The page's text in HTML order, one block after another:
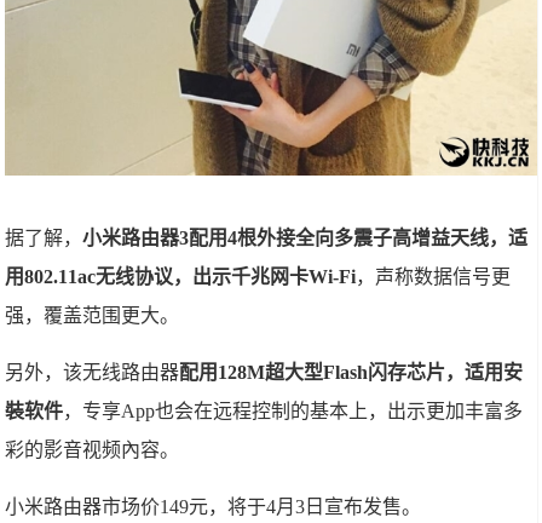
据了解，小米路由器3配用4根外接全向多震子高增益天线，适
用802.11ac无线协议，出示千兆网卡Wi-Fi，声称数据信号更
强，覆盖范围更大。
另外，该无线路由器配用128M超大型Flash闪存芯片，适用安
裝软件，专享App也会在远程控制的基本上，出示更加丰富多
彩的影音视频內容。
小米路由器市场价149元，将于4月3日宣布发售。